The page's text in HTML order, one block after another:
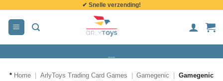
inhoud
✔ Snelle verzending!
* Home ArlyToys Trading Card Games Gamegenic
Gamegenic